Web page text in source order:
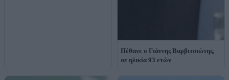
Πέθανε ο Γιάννης Βαρβιτσιώτης,
σε ηλικία 93 ετών